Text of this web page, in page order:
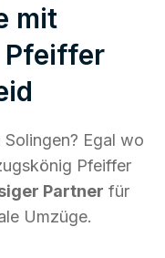
mit
Pfeiffer
Egal wo
Pfeiffer
Partner für
Umzüge.